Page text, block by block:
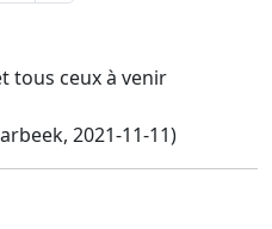
tous ceux à venir
2021-11-11)